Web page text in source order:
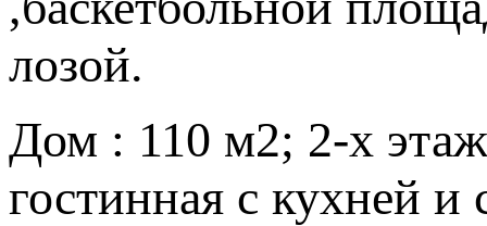
лозой.
Дом : 110 м2; 2-х
гостинная с кухней и